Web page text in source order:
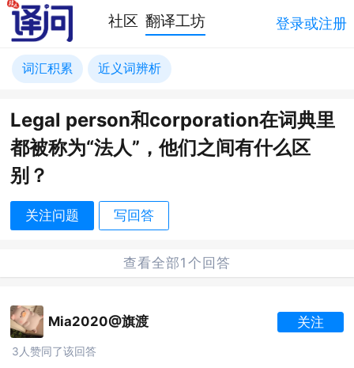
社区 翻译工坊 登录或注册
词汇积累 近义词辨析
Legal person和corporation在词典里
都被称为“法人”，他们之间有什么区
别？
关注问题 写回答
查看全部1个回答
Mia2020@旗渡 关注
3人赞同了该回答